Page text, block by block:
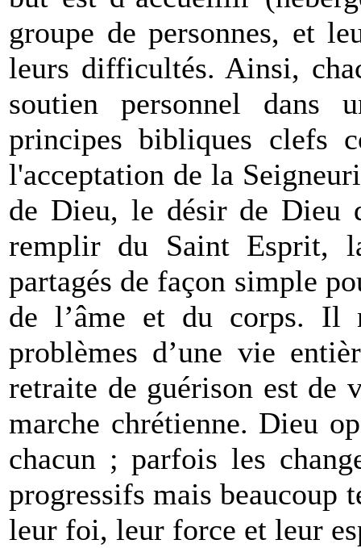
groupe de personnes, et
leurs difficultés. Ainsi,
soutien personnel dans
principes bibliques clefs
l'acceptation de la
de Dieu, le désir de Dieu
remplir du Saint Esprit,
partagés de façon simple
de l’âme et du corps. Il
problèmes d’une vie
retraite de guérison est de
marche chrétienne. Dieu
chacun ; parfois les
progressifs mais beaucoup
leur foi, leur force et leur